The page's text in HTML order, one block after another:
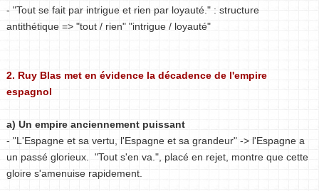
- "Tout se fait par intrigue et rien par loyauté." : structure
antithétique => "tout / rien" "intrigue / loyauté"
2. Ruy Blas met en évidence la décadence de l'empire
espagnol
a) Un empire anciennement puissant
- "L'Espagne et sa vertu, l'Espagne et sa grandeur" -> l'Espagne a
un passé glorieux. "Tout s'en va.", placé en rejet, montre que cette
gloire s'amenuise rapidement.